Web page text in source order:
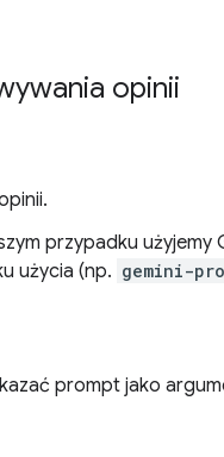
opinii
przypadku użyjemy
użycia (np. gemini-
prompt jako